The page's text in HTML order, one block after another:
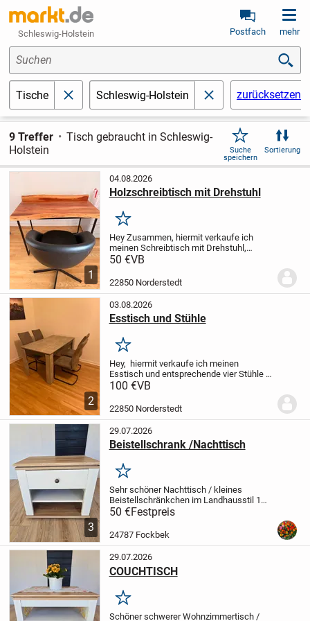
Schleswig-Holstein Postfach mehr
Suchen
Tische schließenSchleswig-Holstein schließenzurücksetzen
9 Treffer
Tisch gebraucht in Schleswig-
Holstein
Suche
speichern
Sortierung
1
04.08.2026
Holzschreibtisch mit Drehstuhl
Merken
Hey Zusammen, hiermit verkaufe ich
meinen Schreibtisch mit Drehstuhl,
beides in einem guten Zustand, bitte
Liebe Grüße Lukas
50 €VB
22850 Norderstedt
2
03.08.2026
Esstisch und Stühle
Merken
Hey, hiermit verkaufe ich meinen
Esstisch und entsprechende vier Stühle in
einem gut erhaltenem Zustand, gerne
100 €VB
22850 Norderstedt
3
29.07.2026
Beistellschrank /Nachttisch
Merken
Sehr schöner Nachttisch / kleines
Beistellschränkchen im Landhausstil 1
Schublade1 Ablage
B 58 cm
Sägerau Im liebevoll gestalteten...
50 €Festpreis
24787 Fockbek
29.07.2026
COUCHTISCH
Merken
Schöner schwerer Wohnzimmertisch /